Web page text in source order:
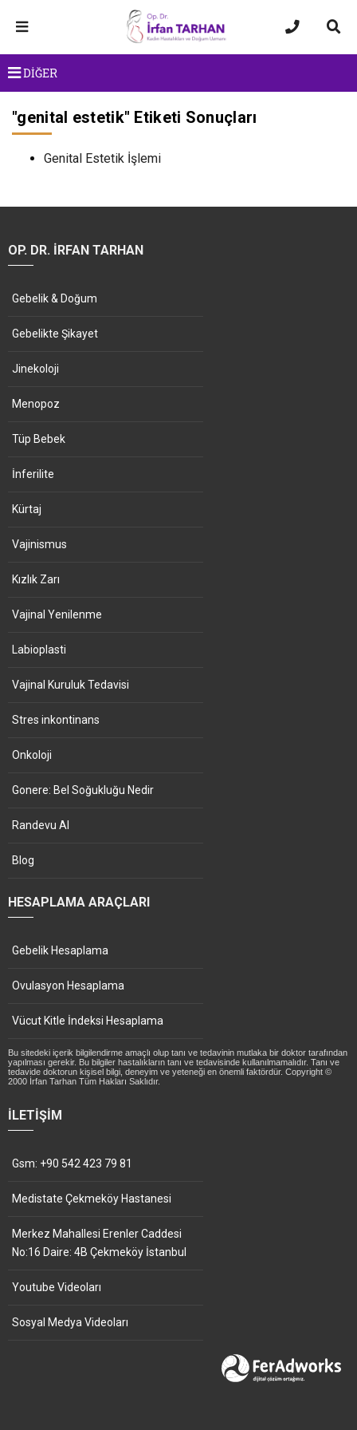
DİĞER
"genital estetik" Etiketi Sonuçları
Genital Estetik İşlemi
OP. DR. İRFAN TARHAN
Gebelik & Doğum
Gebelikte Şikayet
Jinekoloji
Menopoz
Tüp Bebek
İnferilite
Kürtaj
Vajinismus
Kızlık Zarı
Vajinal Yenilenme
Labioplasti
Vajinal Kuruluk Tedavisi
Stres inkontinans
Onkoloji
Gonere: Bel Soğukluğu Nedir
Randevu Al
Blog
HESAPLAMA ARAÇLARI
Gebelik Hesaplama
Ovulasyon Hesaplama
Vücut Kitle İndeksi Hesaplama
Bu sitedeki içerik bilgilendirme amaçlı olup tanı ve tedavinin mutlaka bir doktor tarafından
yapılması gerekir. Bu bilgiler hastalıkların tanı ve tedavisinde kullanılmamalıdır. Tanı ve
tedavide doktorun kişisel bilgi, deneyim ve yeteneği en önemli faktördür. Copyright ©
2000 İrfan Tarhan Tüm Hakları Saklıdır.
İLETIŞIM
Gsm: +90 542 423 79 81
Medistate Çekmeköy Hastanesi
Merkez Mahallesi Erenler Caddesi
No:16 Daire: 4B Çekmeköy İstanbul
Youtube Videoları
Sosyal Medya Videoları